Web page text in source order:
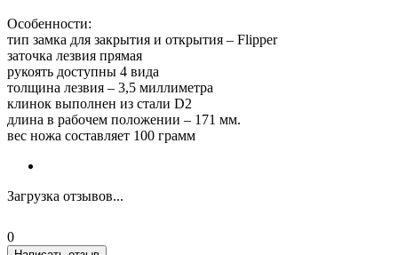
Особенности:
тип замка для закрытия и открытия – Flipper
заточка лезвия прямая
рукоять доступны 4 вида
толщина лезвия – 3,5 миллиметра
клинок выполнен из стали D2
длина в рабочем положении – 171 мм.
вес ножа составляет 100 грамм
Загрузка отзывов...
0